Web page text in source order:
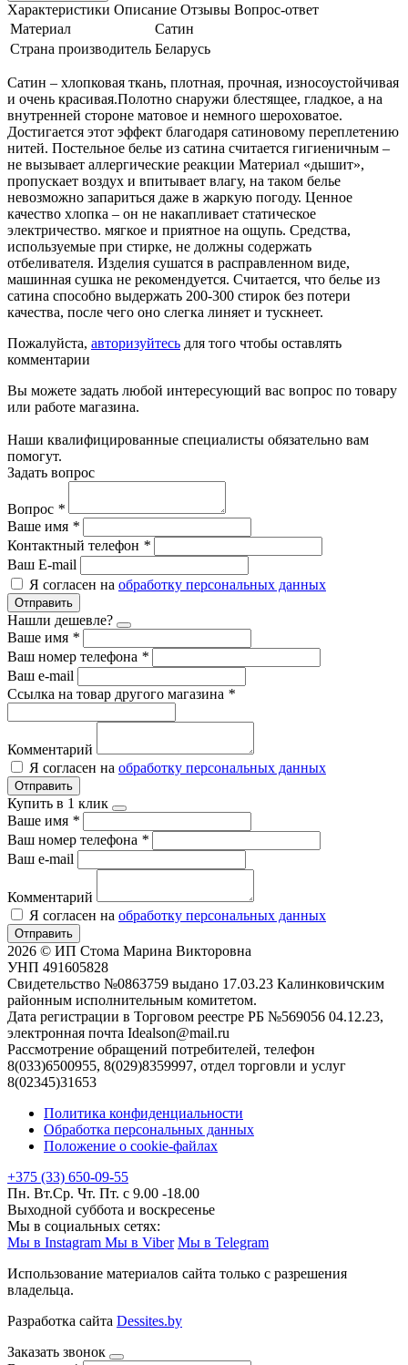
Характеристики Описание Отзывы Вопрос-ответ
Материал
Сатин
Страна производитель Беларусь
Сатин – хлопковая ткань, плотная, прочная, износоустойчивая
и очень красивая.Полотно снаружи блестящее, гладкое, а на
внутренней стороне матовое и немного шероховатое.
Достигается этот эффект благодаря сатиновому переплетению
нитей. Постельное белье из сатина считается гигиеничным –
не вызывает аллергические реакции Материал «дышит»,
пропускает воздух и впитывает влагу, на таком белье
невозможно запариться даже в жаркую погоду. Ценное
качество хлопка – он не накапливает статическое
электричество. мягкое и приятное на ощупь. Средства,
используемые при стирке, не должны содержать
отбеливателя. Изделия сушатся в расправленном виде,
машинная сушка не рекомендуется. Считается, что белье из
сатина способно выдержать 200-300 стирок без потери
качества, после чего оно слегка линяет и тускнеет.
Пожалуйста, авторизуйтесь для того чтобы оставлять
комментарии
Вы можете задать любой интересующий вас вопрос по товару
или работе магазина.
Наши квалифицированные специалисты обязательно вам
помогут.
Задать вопрос
Вопрос *
Ваше имя *
Контактный телефон *
Ваш E-mail
Я согласен на обработку персональных данных
Отправить
Нашли дешевле?
Ваше имя *
Ваш номер телефона *
Ваш e-mail
Ссылка на товар другого магазина *
Комментарий
Я согласен на обработку персональных данных
Отправить
Купить в 1 клик
Ваше имя *
Ваш номер телефона *
Ваш e-mail
Комментарий
Я согласен на обработку персональных данных
Отправить
2026 © ИП Стома Марина Викторовна
УНП 491605828
Свидетельство №0863759 выдано 17.03.23 Калинковичским
районным исполнительным комитетом.
Дата регистрации в Торговом реестре РБ №569056 04.12.23,
электронная почта Idealson@mail.ru
Рассмотрение обращений потребителей, телефон
8(033)6500955, 8(029)8359997, отдел торговли и услуг
8(02345)31653
Политика конфиденциальности
Обработка персональных данных
Положение о cookie-файлах
+375 (33) 650-09-55
Пн. Вт.Ср. Чт. Пт. с 9.00 -18.00
Выходной суббота и воскресенье
Мы в социальных сетях:
Мы в Instagram Мы в Viber Мы в Telegram
Использование материалов сайта только с разрешения
владельца.
Разработка сайта Dessites.by
Заказать звонок